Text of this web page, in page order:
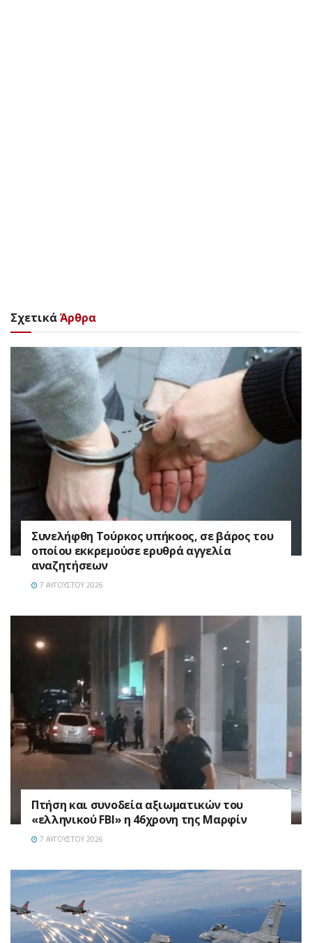
ΣχετικάΆρθρα
Συνελήφθη Τούρκος υπήκοος, σε βάρος του
οποίου εκκρεμούσε ερυθρά αγγελία
αναζητήσεων
7 ΑΥΓΟΎΣΤΟΥ 2026
Πτήση και συνοδεία αξιωματικών του
«ελληνικού FBI» η 46χρονη της Μαρφίν
7 ΑΥΓΟΎΣΤΟΥ 2026